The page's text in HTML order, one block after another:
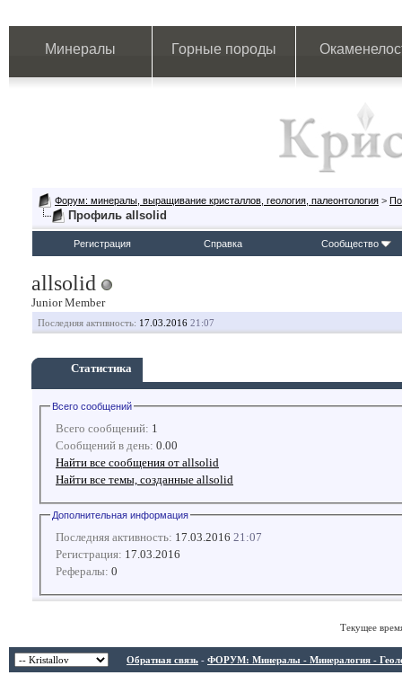
Минералы Горные породы
Форум: минералы, выращивание кристаллов, геология, палеонтология >
Профиль allsolid
Регистрация Справка Сообщество
allsolid
Junior Member
Последняя активность: 17.03.2016 21:07
Статистика
Всего сообщений
Всего сообщений: 1
Сообщений в день: 0.00
Найти все сообщения от allsolid
Найти все темы, созданные allsolid
Дополнительная информация
Последняя активность: 17.03.2016 21:07
Регистрация: 17.03.2016
Рефералы: 0
Текущее
Обратная связь - ФОРУМ: Минералы - Минералогия -